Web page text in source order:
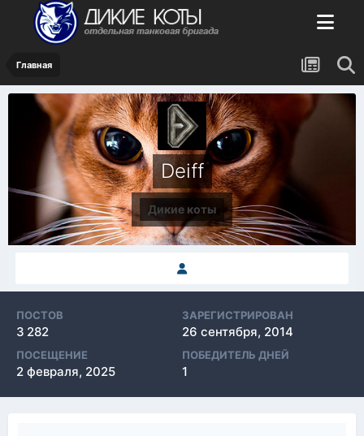
Главная
Deiff
Дикие коты
ПОСТОВ
3 282
ЗАРЕГИСТРИРОВАН
26 сентября, 2014
ПОСЕЩЕНИЕ
2 февраля, 2025
ПОБЕДИТЕЛЬ ДНЕЙ
1